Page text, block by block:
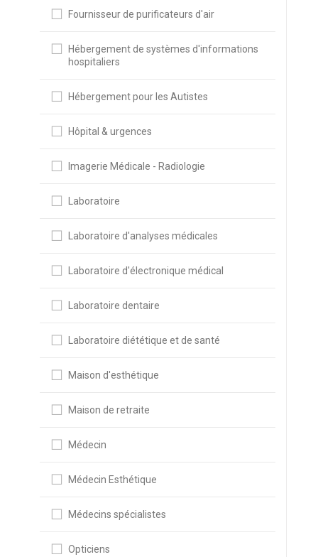
Fournisseur de purificateurs d'air
Hébergement de systèmes d'informations
hospitaliers
Hébergement pour les Autistes
Hôpital & urgences
Imagerie Médicale - Radiologie
Laboratoire
Laboratoire d'analyses médicales
Laboratoire d'électronique médical
Laboratoire dentaire
Laboratoire diététique et de santé
Maison d'esthétique
Maison de retraite
Médecin
Médecin Esthétique
Médecins spécialistes
Opticiens